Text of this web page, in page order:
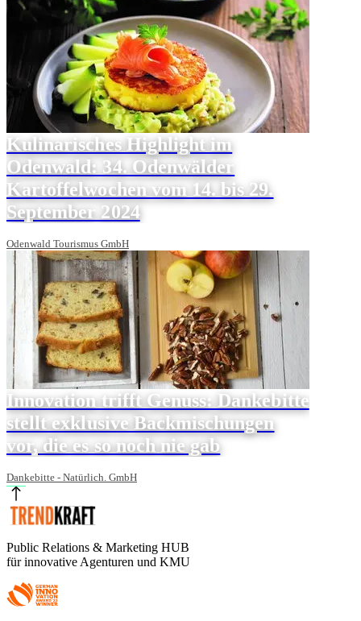
Kulinarisches Highlight im
Odenwald: 34. Odenwälder
Kartoffelwochen vom 14. bis 29.
September 2024
Odenwald Tourismus GmbH
Innovation trifft Genuss: Dankebitte
stellt exklusive Backmischungen
vor, die es so noch nie gab
Dankebitte - Natürlich. GmbH
Public Relations & Marketing HUB
für innovative Agenturen und KMU